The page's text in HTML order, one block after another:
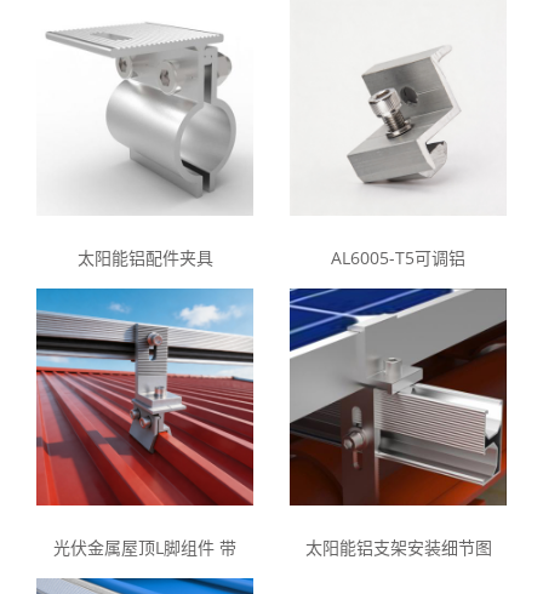
太阳能铝配件夹具 AL6005-T5可调铝
光伏金属屋顶L脚组件 带 太阳能铝支架安装细节图